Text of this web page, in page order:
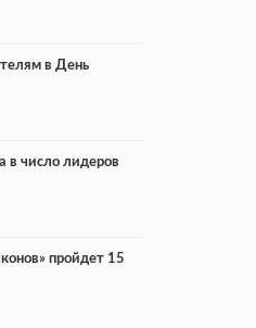
в День
в число лидеров
пройдет 15